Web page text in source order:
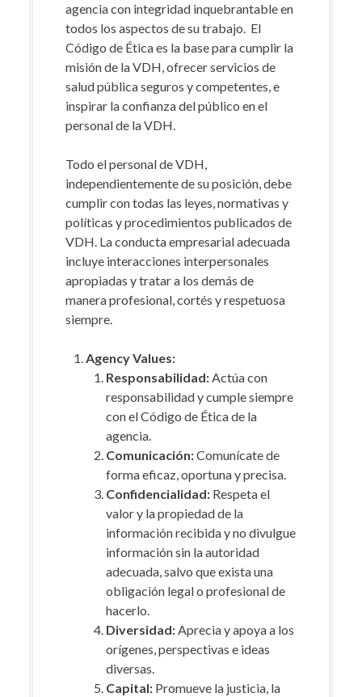
agencia con integridad inquebrantable en
todos los aspectos de su trabajo. El
Código de Ética es la base para cumplir la
misión de la VDH, ofrecer servicios de
salud pública seguros y competentes, e
inspirar la confianza del público en el
personal de la VDH.
Todo el personal de VDH,
independientemente de su posición, debe
cumplir con todas las leyes, normativas y
políticas y procedimientos publicados de
VDH. La conducta empresarial adecuada
incluye interacciones interpersonales
apropiadas y tratar a los demás de
manera profesional, cortés y respetuosa
siempre.
Agency Values:
Responsabilidad:Actúa con
responsabilidad y cumple siempre
con el Código de Ética de la
agencia.
Comunicación:Comunícate de
forma eficaz, oportuna y precisa.
Confidencialidad: Respeta el
valor y la propiedad de la
información recibida y no divulgue
información sin la autoridad
adecuada, salvo que exista una
obligación legal o profesional de
hacerlo.
Diversidad:Aprecia y apoya a los
orígenes, perspectivas e ideas
diversas.
Capital: Promueve la justicia, la